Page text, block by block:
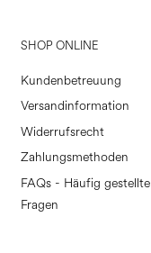
SHOP ONLINE
Kundenbetreuung
Versandinformation
Widerrufsrecht
Zahlungsmethoden
FAQs - Häufig gestellte
Fragen